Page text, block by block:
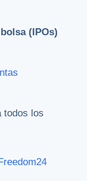
(IPOs)
todos los